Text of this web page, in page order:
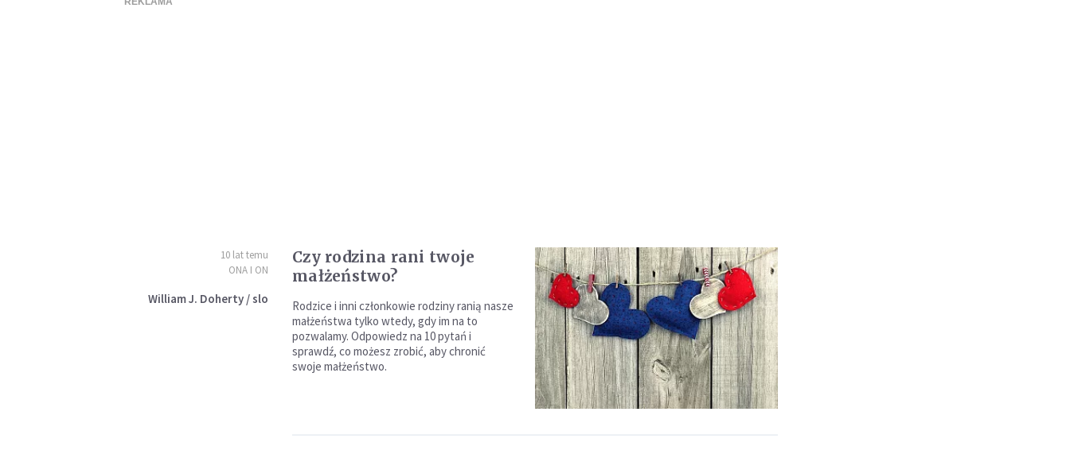
10 lat temu
ONA I ON
William J. Doherty / slo
Czy rodzina rani twoje
małżeństwo?
Rodzice i inni członkowie rodziny ranią nasze
małżeństwa tylko wtedy, gdy im na to
pozwalamy. Odpowiedz na 10 pytań i
sprawdź, co możesz zrobić, aby chronić
swoje małżeństwo.